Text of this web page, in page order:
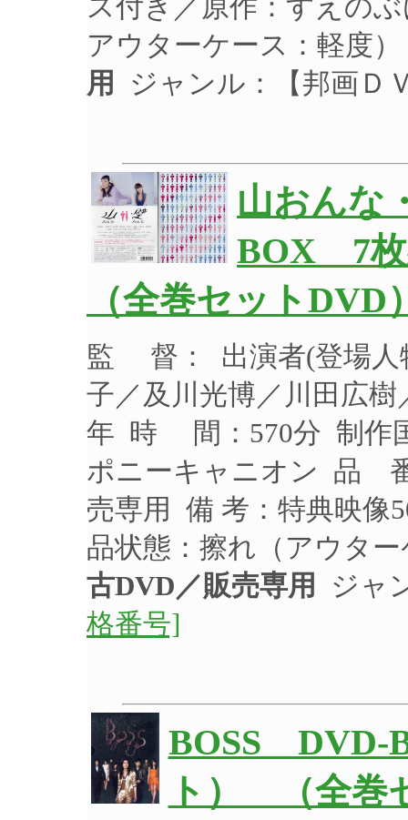
ス付き／原作：すえの
アウターケース：軽度）
用
ジャンル：【邦画Ｄ
山おんな
BOX 7
（全巻セットDVD
監 督： 出演者(登場人
子／及川光博／川田広
年 時 間：570分 制作
ポニーキャニオン 品
売専用 備 考：特典映像
品状態：擦れ（アウタ
古DVD／販売専用
ジャ
格番号]
BOSS DVD-
ト） （全巻